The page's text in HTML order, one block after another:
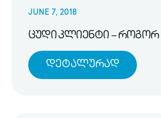
JUNE 7, 2018
ცუდი კლიენტი – როგორ
Დეტალურად